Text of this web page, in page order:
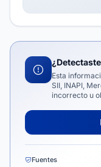
Esta
SII, INAPI,
incorrecto u
Fuentes